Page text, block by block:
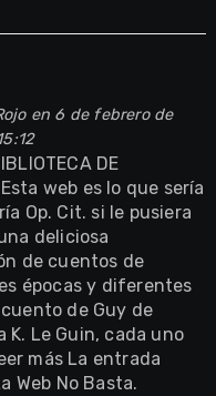
en 6 de febrero de
DE
Esta web es lo que sería
Op. Cit. si le pusiera
deliciosa
de cuentos de
épocas y diferentes
de Guy de
K. Le Guin, cada uno
más La entrada
Web No Basta.